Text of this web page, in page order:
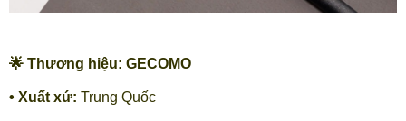
🌟 Thương hiệu: GECOMO
• Xuất xứ: Trung Quốc